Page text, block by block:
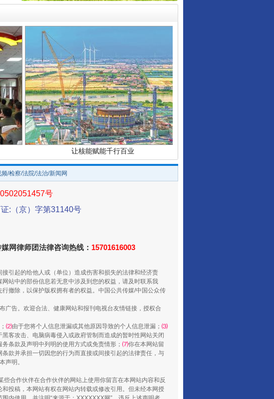
让核能赋能千行百业
从数据变化看反腐深化
/检察/法院/法治/新闻网
号
:（京）字第31140号
网律师团法律咨询热线： 15701616003
引起的给他人或（单位）造成伤害和损失的法律和经济责
站中的部份信息若无意中涉及到您的权益，请及时联系我
撤除，以保护版权拥有者的权益。中国公共传媒/中国公众传
广告。欢迎合法、健康网站和报刊电视台友情链接，授权合
⑵由于您将个人信息泄漏或其他原因导致的个人信息泄漏； ⑶
黑客攻击、电脑病毒侵入或政府管制而造成的暂时性网站关闭
务条款及声明中列明的使用方式或免责情形； ⑺你在本网站留
款并承担一切因您的行为而直接或间接引起的法律责任，与
声明。
合作伙伴在合作伙伴的网站上使用你留言在本网站内容和反
投稿，本网站有权在网站内转载或修改引用。但未经本网授